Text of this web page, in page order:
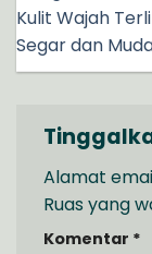
Kulit Wajah
Segar dan
Alamat
Ruas yang
Komentar *